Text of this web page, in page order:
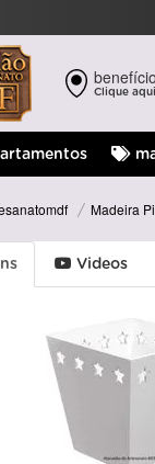
Clique
Madeira
Videos